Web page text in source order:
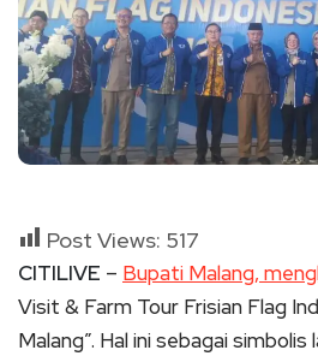
Post Views: 517
CITILIVE – Bupati Malang,
Visit & Farm Tour Frisian Flag
Malang”. Hal ini sebagai simbolis